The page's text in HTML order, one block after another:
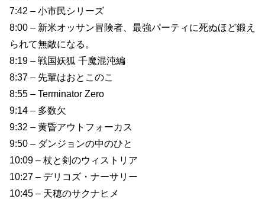
7:42 – 小市民シリーズ
8:00 – 新米オッサン冒険者、最強パーティに死ぬほど鍛え
られて無敵になる。
8:19 – 戦国妖狐 千魔混沌編
8:37 – 先輩はおとこのこ
8:55 – Terminator Zero
9:14 – 多数欠
9:32 – 黄昏アウトフォーカス
9:50 – ダンジョンの中のひと
10:09 – 杖と剣のウィストリア
10:27 – デリコズ・ナーサリー
10:45 – 天穂のサクナヒメ